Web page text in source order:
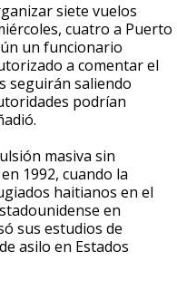
siete vuelos
cuatro a Puerto
un funcionario
a comentar el
seguirán saliendo
podrían
masiva sin
1992, cuando la
haitianos en el
en
sus estudios de
asilo en Estados